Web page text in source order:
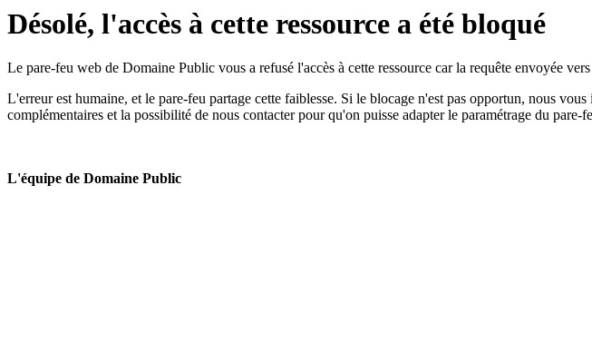
Désolé, l'accès à cette ressource a été bloqué
Le pare-feu web de Domaine Public vous a refusé l'accès à cette ressource car la requête envoyée
L'erreur est humaine, et le pare-feu partage cette faiblesse. Si le blocage n'est pas opportun, nous
complémentaires et la possibilité de nous contacter pour qu'on puisse adapter le paramétrage du pare-
L'équipe de Domaine Public